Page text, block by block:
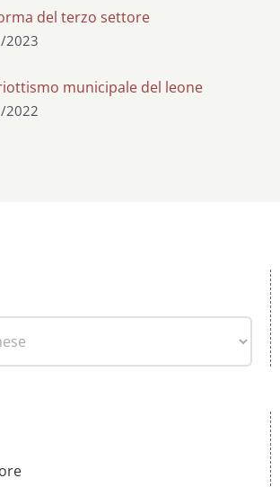
del terzo settore
2023
municipale del leone
2022